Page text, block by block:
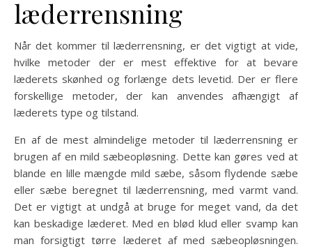
læderrensning
Når det kommer til læderrensning, er det vigtigt at vide,
hvilke metoder der er mest effektive for at bevare
læderets skønhed og forlænge dets levetid. Der er flere
forskellige metoder, der kan anvendes afhængigt af
læderets type og tilstand.
En af de mest almindelige metoder til læderrensning er
brugen af en mild sæbeopløsning. Dette kan gøres ved at
blande en lille mængde mild sæbe, såsom flydende sæbe
eller sæbe beregnet til læderrensning, med varmt vand.
Det er vigtigt at undgå at bruge for meget vand, da det
kan beskadige læderet. Med en blød klud eller svamp kan
man forsigtigt tørre læderet af med sæbeopløsningen.